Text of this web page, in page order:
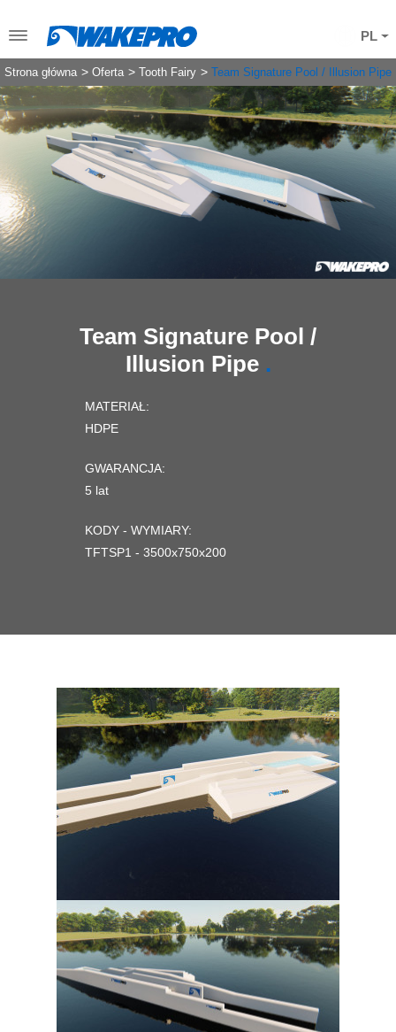
PL
Strona główna Oferta Tooth Fairy Team Signature Pool / Illusion Pipe
Team Signature Pool /
Illusion Pipe
MATERIAŁ:
HDPE
GWARANCJA:
5 lat
KODY - WYMIARY:
TFTSP1 - 3500x750x200